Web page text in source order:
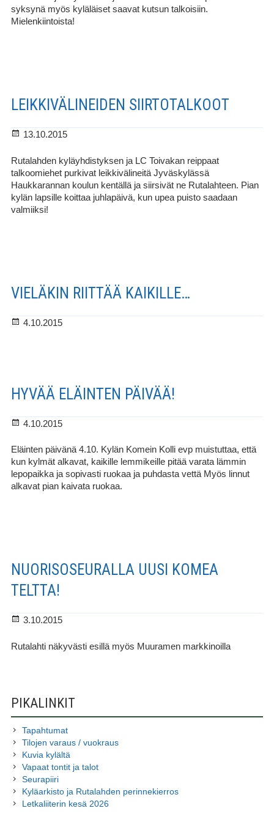
syksynä myös kyläläiset saavat kutsun talkoisiin.
Mielenkiintoista!
LEIKKIVÄLINEIDEN SIIRTOTALKOOT
Julkaistu
13.10.2015
Rutalahden kyläyhdistyksen ja LC Toivakan reippaat
talkoomiehet purkivat leikkivälineitä Jyväskylässä
Haukkarannan koulun kentällä ja siirsivät ne Rutalahteen. Pian
kylän lapsille koittaa juhlapäivä, kun upea puisto saadaan
valmiiksi!
VIELÄKIN RIITTÄÄ KAIKILLE…
Julkaistu
4.10.2015
HYVÄÄ ELÄINTEN PÄIVÄÄ!
Julkaistu
4.10.2015
Eläinten päivänä 4.10. Kylän Komein Kolli evp muistuttaa, että
kun kylmät alkavat, kaikille lemmikeille pitää varata lämmin
lepopaikka ja sopivasti ruokaa ja puhdasta vettä Myös linnut
alkavat pian kaivata ruokaa.
NUORISOSEURALLA UUSI KOMEA
TELTTA!
Julkaistu
3.10.2015
Rutalahti näkyvästi esillä myös Muuramen markkinoilla
SIVUPALKKI
PIKALINKIT
Tapahtumat
Tilojen varaus / vuokraus
Kuvia kylältä
Vapaat tontit ja talot
Seurapiiri
Kyläarkisto ja Rutalahden perinnekierros
Letkaliiterin kesä 2026